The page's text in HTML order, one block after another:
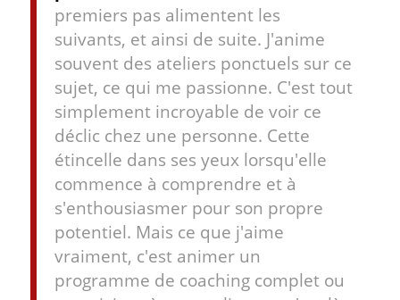
premiers pas alimentent les
suivants, et ainsi de suite. J'anime
souvent des ateliers ponctuels sur ce
sujet, ce qui me passionne. C'est tout
simplement incroyable de voir ce
déclic chez une personne. Cette
étincelle dans ses yeux lorsqu'elle
commence à comprendre et à
s'enthousiasmer pour son propre
potentiel. Mais ce que j'aime
vraiment, c'est animer un
programme de coaching complet ou